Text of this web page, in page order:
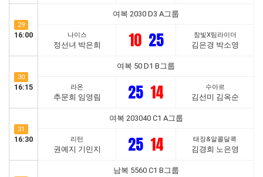
29
16:00
여복 2030 D3 A그룹
나이스
정선녀 박은희 10 25 참빛X팀라이더
김은경 박소영
30
16:15
여복 50 D1 B그룹
라온
추문희 임영림 25 14 수아르
김선미 김옥순
31
16:30
여복 203040 C1 A그룹
리턴
권예지 기민지 25 14 태장&알콜달콕
김경희 노은영
남복 5560 C1 B그룹